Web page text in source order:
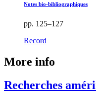
Notes bio-bibliographiques
pp. 125–127
Record
More info
Recherches